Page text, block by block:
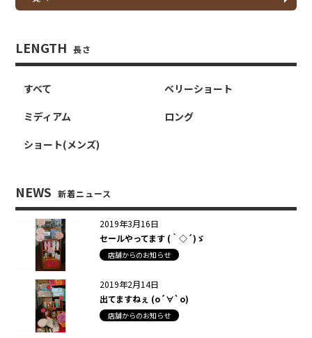
LENGTH 長さ
すべて
ベリーショート
ミディアム
ロング
ショート(メンズ)
NEWS 新着ニュース
2019年3月16日
セールやってます (｀◇´)ゞ
店舗からのお知らせ
2019年2月14日
出てますねぇ (о´∀`о)
店舗からのお知らせ